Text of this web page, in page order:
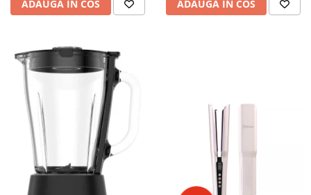
ADAUGA IN COS ADAUGA IN COS